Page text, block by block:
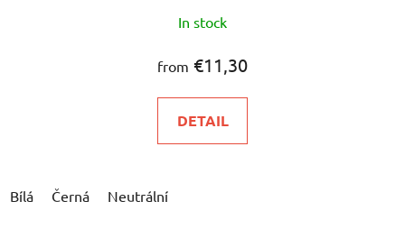
In stock
from €11,30
DETAIL
Bílá Černá Neutrální